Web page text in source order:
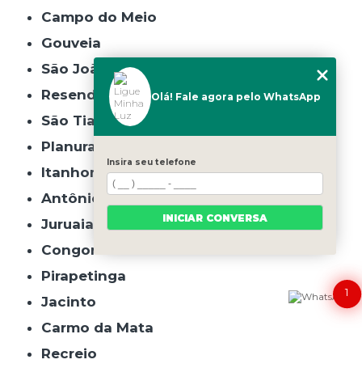
Campo do Meio
Gouveia
São João do Manhuaçu
Resende Costa
São Tiago
Planura
Itanhomi
Antônio Carlos
Juruaia
Congonhal
Pirapetinga
Jacinto
Carmo da Mata
Recreio
1
Olá! Fale agora pelo WhatsApp
Insira seu telefone
INICIAR CONVERSA